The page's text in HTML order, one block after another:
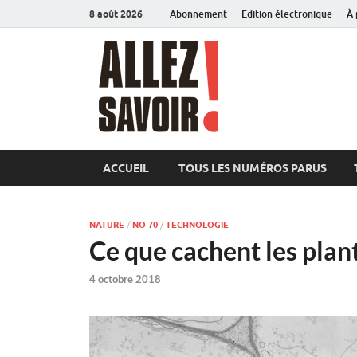
8 août 2026 Abonnement Edition électronique À
ACCUEIL TOUS LES NUMÉROS PARUS
NATURE / NO 70 / TECHNOLOGIE
Ce que cachent les
4 octobre 2018